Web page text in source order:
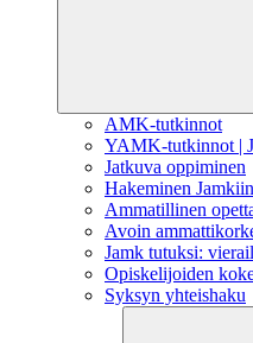
AMK-tutkinnot
YAMK-tutkinnot |
Jatkuva oppiminen
Hakeminen Jamkiin
Ammatillinen
Avoin
Jamk tutuksi:
Opiskelijoiden
Syksyn yhteishaku